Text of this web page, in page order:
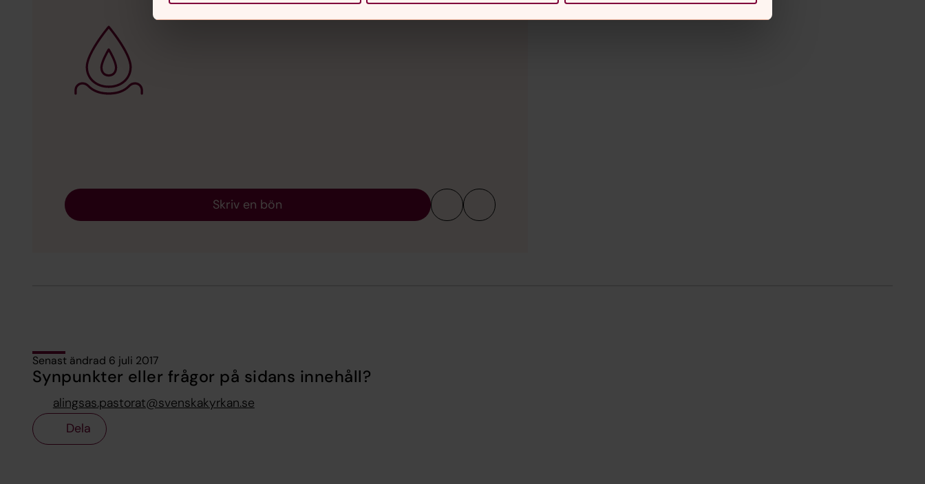
Skriv en bön
Senast ändrad 6 juli 2017
Synpunkter eller frågor på sidans innehåll?
alingsas.pastorat@svenskakyrkan.se
Dela